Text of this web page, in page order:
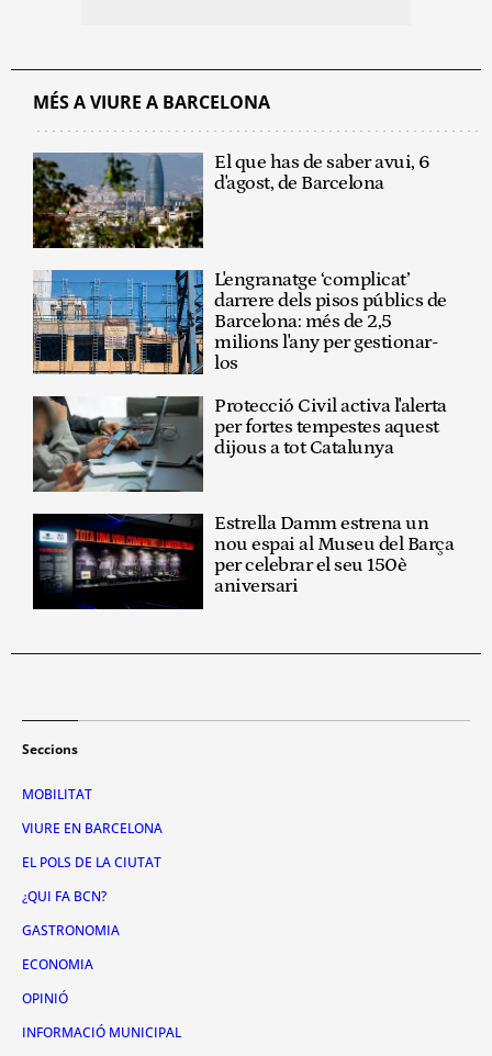
MÉS A VIURE A BARCELONA
El que has de saber avui, 6
d'agost, de Barcelona
L'engranatge ‘complicat’
darrere dels pisos públics de
Barcelona: més de 2,5
milions l'any per gestionar-
los
Protecció Civil activa l'alerta
per fortes tempestes aquest
dijous a tot Catalunya
Estrella Damm estrena un
nou espai al Museu del Barça
per celebrar el seu 150è
aniversari
Seccions
MOBILITAT
VIURE EN BARCELONA
EL POLS DE LA CIUTAT
¿QUI FA BCN?
GASTRONOMIA
ECONOMIA
OPINIÓ
INFORMACIÓ MUNICIPAL